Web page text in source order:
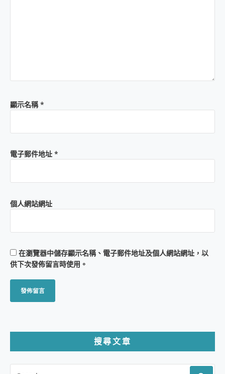
顯示名稱*
電子郵件地址 *
個人網站網址
在瀏覽器中儲存顯示名稱、電子郵件地址及個人網站網址，以
供下次發佈留言時使用。
搜尋文章